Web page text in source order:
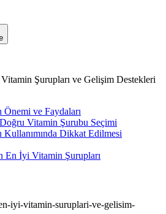
Şurupları ve Gelişim Destekleri
Önemi ve Faydaları
Vitamin Şurubu Seçimi
Kullanımında Dikkat Edilmesi
En İyi Vitamin Şurupları
iyi-vitamin-suruplari-ve-gelisim-